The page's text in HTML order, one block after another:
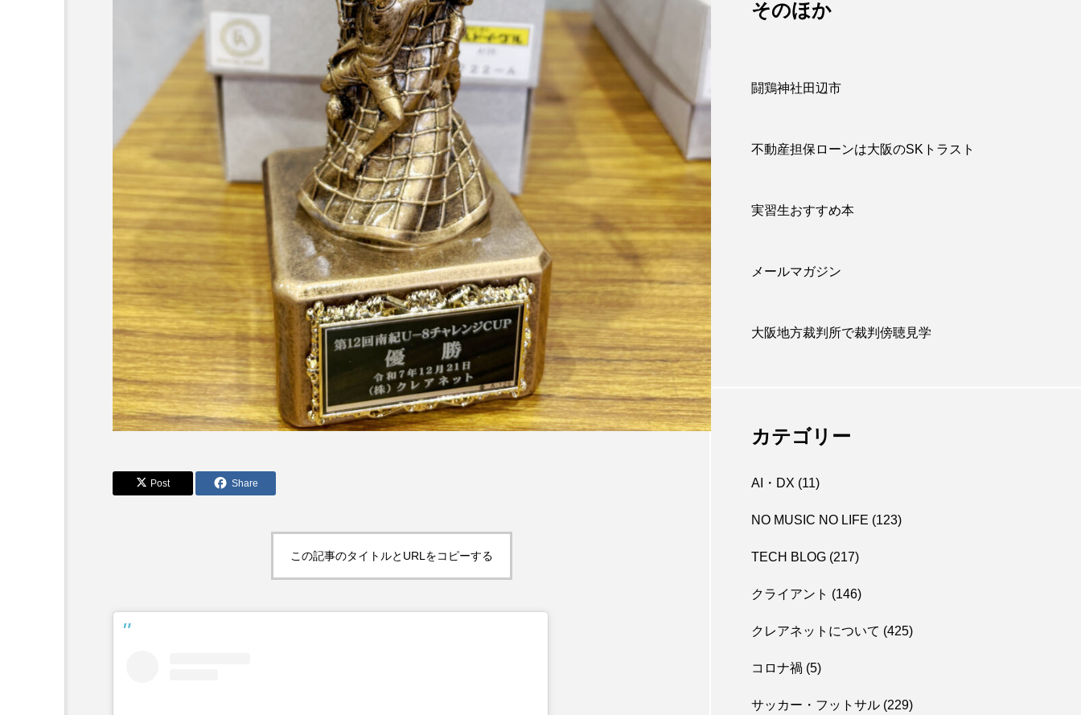
2026.07.17 2026.07.09
Post Share
この記事のタイトルとURLをコピーする
そのほか
闘鶏神社田辺市
不動産担保ローンは大阪のSKトラスト
実習生おすすめ本
メールマガジン
大阪地方裁判所で裁判傍聴見学
カテゴリー
AI・DX (11)
NO MUSIC NO LIFE (123)
TECH BLOG (217)
クライアント (146)
クレアネットについて (425)
コロナ禍 (5)
サッカー・フットサル (229)